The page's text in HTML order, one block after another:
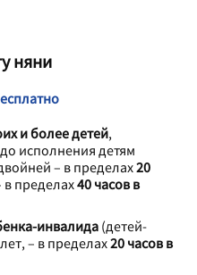
няни
и более детей,
исполнения детям
– в пределах20
в пределах40 часов в
инвалида (детей-
– в пределах20 часов в